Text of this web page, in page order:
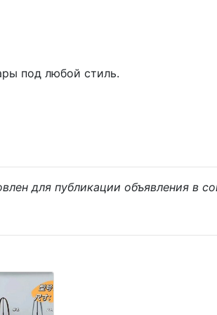
под любой стиль.
для публикации объявления в